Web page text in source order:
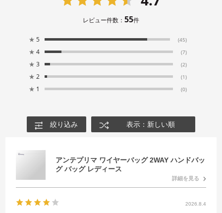
レビュー件数： 55件
★ 5 (45)
★ 4 (7)
★ 3 (2)
★ 2 (1)
★ 1 (0)
絞り込み 表示：新しい順
アンテプリマ ワイヤーバッグ 2WAY ハンドバッ
グ バッグ レディース
詳細を見る
2026.8.4